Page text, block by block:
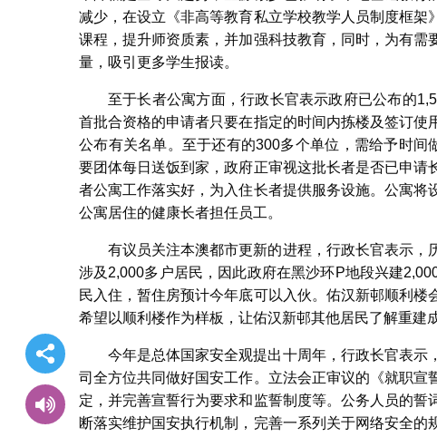
减少，在设立《非高等教育私立学校教学人员制度框架
课程，提升师资质素，并加强科技教育，同时，为有
量，吸引更多学生报读。
至于长者公寓方面，行政长官表示政府已公布的
首批合资格的申请者只要在指定的时间内拣楼及签订
公布有关名单。至于还有的300多个单位，需给予时
要团体每日送饭到家，政府正审视这批长者是否已申
者公寓工作落实好，为入住长者提供服务设施。公寓
公寓居住的健康长者担任员工。
有议员关注本澳都市更新的进程，行政长官表示
涉及2,000多户居民，因此政府在黑沙环P地段兴建
民入住，暂住房预计今年底可以入伙。佑汉新邨顺利楼
希望以顺利楼作为样板，让佑汉新邨其他居民了解重建
今年是总体国家安全观提出十周年，行政长官表
司全方位共同做好国安工作。立法会正审议的《就职
定，并完善宣誓行为要求和监誓制度等。公务人员的
断落实维护国安执行机制，完善一系列关于网络安全